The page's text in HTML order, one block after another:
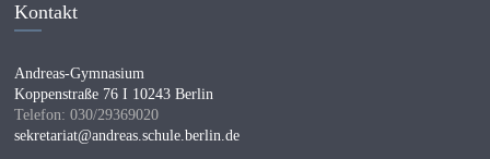
Kontakt
Andreas-Gymnasium
Koppenstraße 76 I 10243 Berlin
Telefon: 030/29369020
sekretariat@andreas.schule.berlin.de